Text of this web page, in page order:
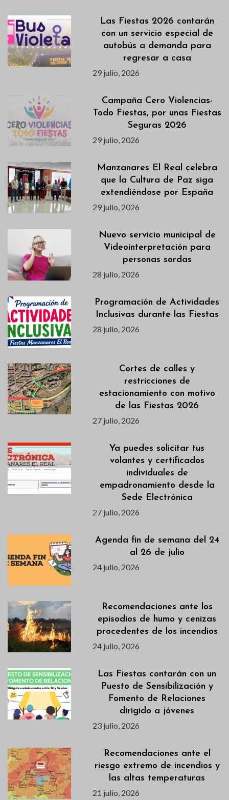
Las Fiestas 2026 contarán
con un servicio especial de
autobús a demanda para
regresar a casa
29 julio, 2026
Campaña Cero Violencias-
Todo Fiestas, por unas Fiestas
Seguras 2026
29 julio, 2026
Manzanares El Real celebra
que la Cultura de Paz siga
extendiéndose por España
29 julio, 2026
Nuevo servicio municipal de
Videointerpretación para
personas sordas
28 julio, 2026
Programación de Actividades
Inclusivas durante las Fiestas
28 julio, 2026
Cortes de calles y
restricciones de
estacionamiento con motivo
de las Fiestas 2026
27 julio, 2026
Ya puedes solicitar tus
volantes y certificados
individuales de
empadronamiento desde la
Sede Electrónica
27 julio, 2026
Agenda fin de semana del 24
al 26 de julio
24 julio, 2026
Recomendaciones ante los
episodios de humo y cenizas
procedentes de los incendios
24 julio, 2026
Las Fiestas contarán con un
Puesto de Sensibilización y
Fomento de Relaciones
dirigido a jóvenes
23 julio, 2026
Recomendaciones ante el
riesgo extremo de incendios y
las altas temperaturas
21 julio, 2026